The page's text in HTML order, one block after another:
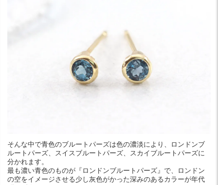
そんな中で青色のブルートパーズは色の濃淡により、ロンドンブ
ルートパーズ、スイスブルートパーズ、スカイブルートパーズに
分かれます。
最も濃い青色のものが『ロンドンブルートパーズ』で、ロンドン
の空をイメージさせる少し灰色がかった深みのあるカラーが年代